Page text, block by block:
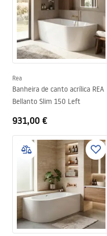
Rea
Banheira de canto acrílica REA
Bellanto Slim 150 Left
931,00 €